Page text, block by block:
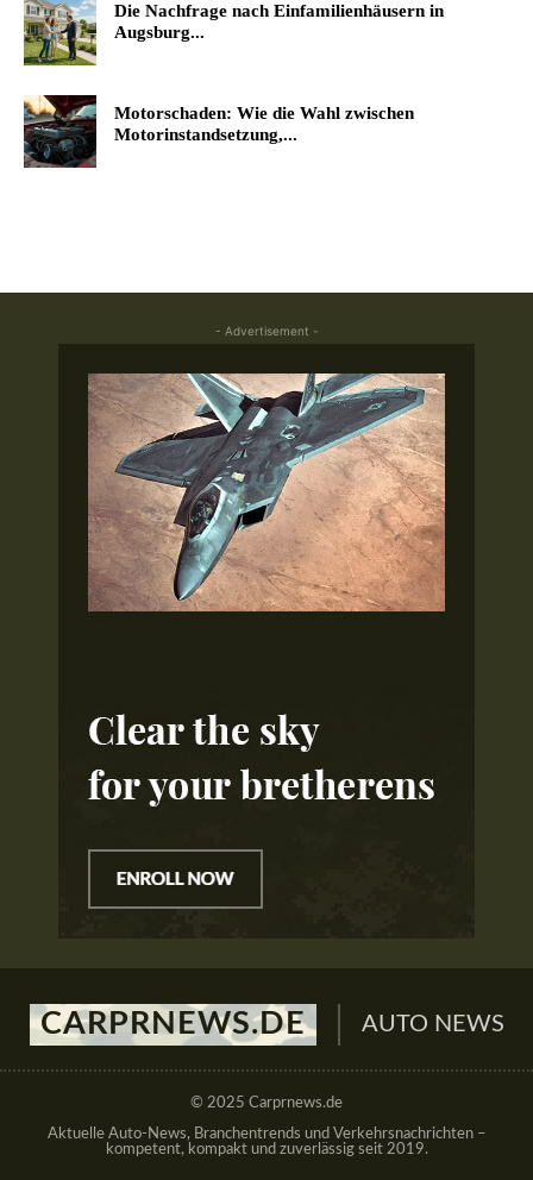
Die Nachfrage nach Einfamilienhäusern in
Augsburg...
Motorschaden: Wie die Wahl zwischen
Motorinstandsetzung,...
- Advertisement -
CARPRNEWS.DE AUTO NEWS
© 2025 Carprnews.de
Aktuelle Auto-News, Branchentrends und Verkehrsnachrichten –
kompetent, kompakt und zuverlässig seit 2019.